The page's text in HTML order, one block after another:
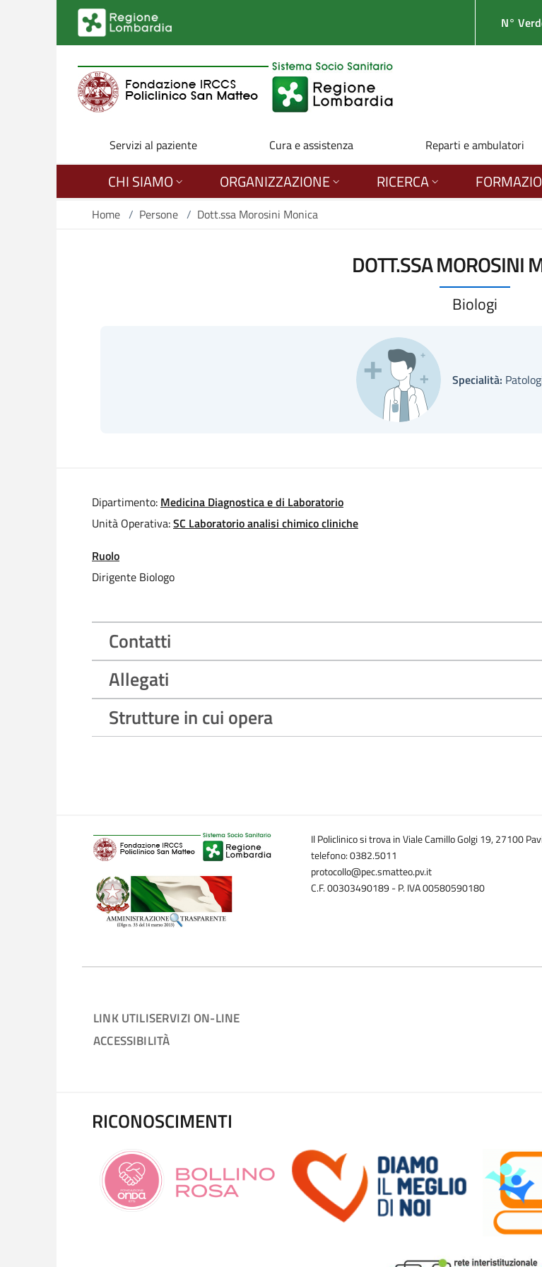
Salta al contenuto principale
N°
Servizi al paziente Cura e assistenza Reparti e ambulatori
CHI SIAMO ORGANIZZAZIONE RICERCA
Home / Persone / Dott.ssa Morosini Monica
DOTT.SSA MOROSINI
Biologi
Specialità:
Dipartimento: Medicina Diagnostica e di Laboratorio
Unità Operativa:SC Laboratorio analisi chimico cliniche
Ruolo
Dirigente Biologo
Contatti
Allegati
Strutture in cui opera
Il Policlinico si trova in Viale Camillo Golgi 19, 27100
telefono: 0382.5011
protocollo@pec.smatteo.pv.it
C.F. 00303490189 - P. IVA 00580590180
LINK UTILISERVIZI ON-LINE
ACCESSIBILITÀ
RICONOSCIMENTI